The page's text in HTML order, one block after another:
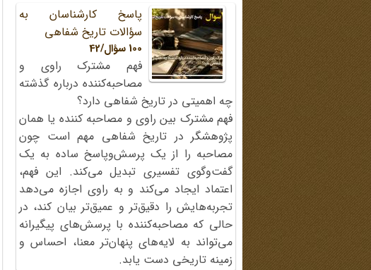
پاسخ کارشناسان به
سؤالات تاریخ شفاهی
100 سؤال/42
فهم مشترک راوی و
مصاحبه‌کننده درباره گذشته
چه اهمیتی در تاریخ شفاهی دارد؟
فهم مشترک بین راوی و مصاحبه کننده یا همان
پژوهشگر در تاریخ شفاهی مهم است چون
مصاحبه را از یک پرسش‌وپاسخ ساده به یک
گفت‌وگوی تفسیری تبدیل می‌کند. این فهم،
اعتماد ایجاد می‌کند و به راوی اجازه می‌دهد
تجربه‌هایش را دقیق‌تر و عمیق‌تر بیان کند، در
حالی که مصاحبه‌کننده با پرسش‌های پیگیرانه
می‌تواند به لایه‌های پنهان‌تر معنا، احساس و
زمینه تاریخی دست یابد.